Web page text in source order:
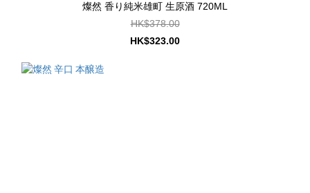
燦然 香り純米雄町 生原酒 720ML
HK$378.00
HK$323.00